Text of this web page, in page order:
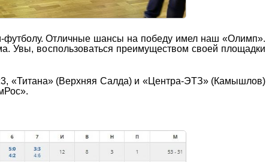
футболу. Отличные шансы на победу имел наш «Олимп».
Увы, воспользоваться преимуществом своей площадки
«Титана» (Верхняя Салда) и «Центра-ЭТЗ» (Камышлов)